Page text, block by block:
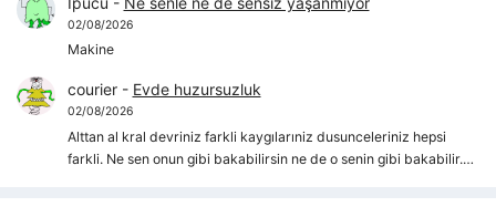
02/08/2026
Makine
courier- Evde huzursuzluk
02/08/2026
Alttan al kral devriniz farkli kaygılarıniz dusunceleriniz hepsi
farkli. Ne sen onun gibi bakabilirsin ne de o senin gibi bakabilir.…